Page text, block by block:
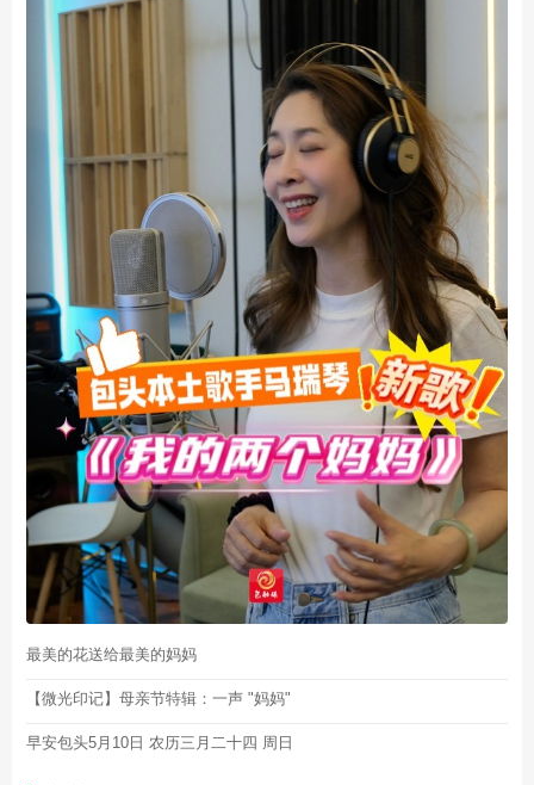
最美的花送给最美的妈妈
【微光印记】母亲节特辑：一声 "妈妈"
早安包头5月10日 农历三月二十四 周日